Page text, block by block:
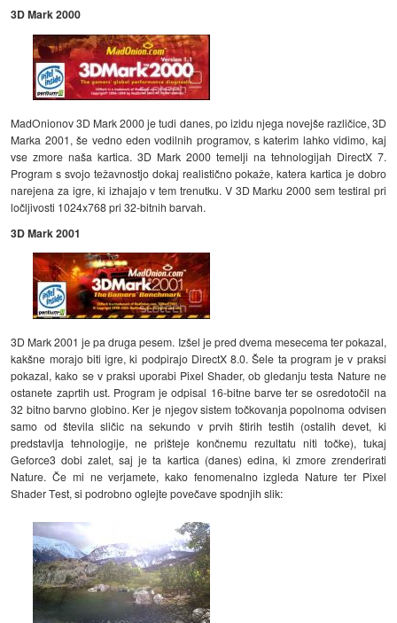
3D Mark 2000
MadOnionov 3D Mark 2000 je tudi danes, po izidu njega novejše različice, 3D
Marka 2001, še vedno eden vodilnih programov, s katerim lahko vidimo, kaj
vse zmore naša kartica. 3D Mark 2000 temelji na tehnologijah DirectX 7.
Program s svojo težavnostjo dokaj realistično pokaže, katera kartica je dobro
narejena za igre, ki izhajajo v tem trenutku. V 3D Marku 2000 sem testiral pri
ločljivosti 1024x768 pri 32-bitnih barvah.
3D Mark 2001
3D Mark 2001 je pa druga pesem. Izšel je pred dvema mesecema ter pokazal,
kakšne morajo biti igre, ki podpirajo DirectX 8.0. Šele ta program je v praksi
pokazal, kako se v praksi uporabi Pixel Shader, ob gledanju testa Nature ne
ostanete zaprtih ust. Program je odpisal 16-bitne barve ter se osredotočil na
32 bitno barvno globino. Ker je njegov sistem točkovanja popolnoma odvisen
samo od števila sličic na sekundo v prvih štirih testih (ostalih devet, ki
predstavlja tehnologije, ne prišteje končnemu rezultatu niti točke), tukaj
Geforce3 dobi zalet, saj je ta kartica (danes) edina, ki zmore zrenderirati
Nature. Če mi ne verjamete, kako fenomenalno izgleda Nature ter Pixel
Shader Test, si podrobno oglejte povečave spodnjih slik: